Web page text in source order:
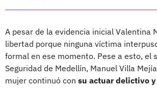
A pesar de la evidencia inicial Valentina
libertad porque ninguna víctima
formal en ese momento. Pese a esto, el
Seguridad de Medellín, Manuel Villa
mujer continuó con su actuar delictivo